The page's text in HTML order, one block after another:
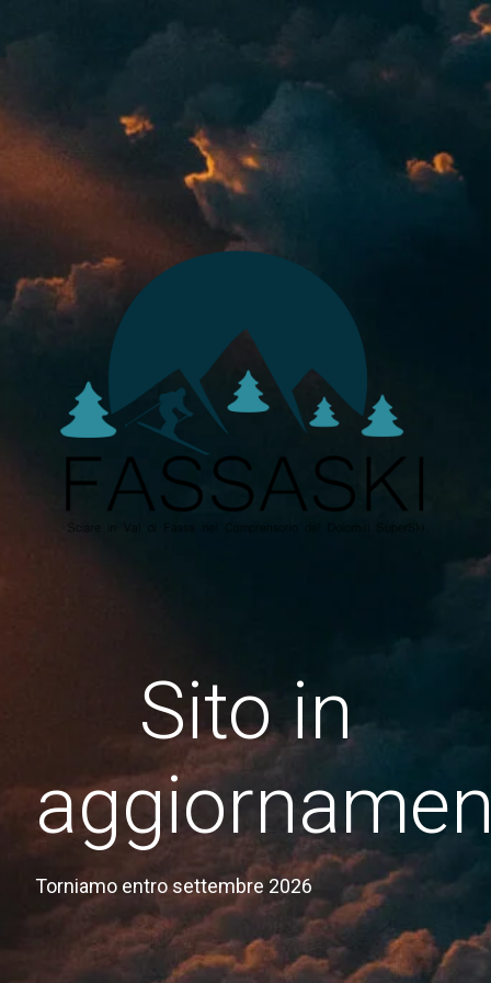
Sito in
Torniamo entro settembre 2026